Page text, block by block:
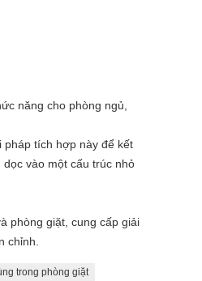
năng cho phòng ngủ,
pháp tích hợp này để kết
vào một cấu trúc nhỏ
phòng giặt, cung cấp giải
chỉnh.
trong phòng giặt